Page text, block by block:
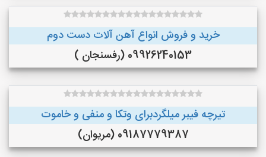
خرید و فروش انواع آهن آلات دست دوم
09926240153 (رفسنجان )
تیرچه فیبر میلگردبرای وتکا و منفی و خاموت
09187779387 (مریوان)